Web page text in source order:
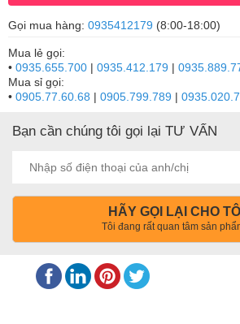
Gọi mua hàng: 0935412179 (8:00-18:00)
Mua lẻ gọi:
• 0935.655.700 | 0935.412.179 |
Mua sỉ gọi:
• 0905.77.60.68 | 0905.799.789 |
Bạn cần chúng tôi gọi lại TƯ VẤN
HÃY GỌI LẠI CHO
Tôi đang rất quan tâm sản